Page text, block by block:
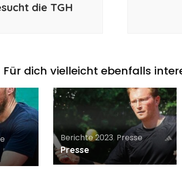
die TGH
Für dich vielleicht ebenfalls
Berichte 2023, Presse
Presse